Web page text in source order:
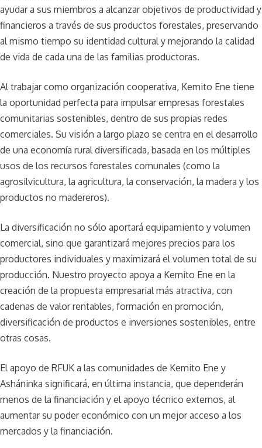
ayudar a sus miembros a alcanzar objetivos de productividad y
financieros a través de sus productos forestales, preservando
al mismo tiempo su identidad cultural y mejorando la calidad
de vida de cada una de las familias productoras.
Al trabajar como organización cooperativa, Kemito Ene tiene
la oportunidad perfecta para impulsar empresas forestales
comunitarias sostenibles, dentro de sus propias redes
comerciales. Su visión a largo plazo se centra en el desarrollo
de una economía rural diversificada, basada en los múltiples
usos de los recursos forestales comunales (como la
agrosilvicultura, la agricultura, la conservación, la madera y los
productos no madereros).
La diversificación no sólo aportará equipamiento y volumen
comercial, sino que garantizará mejores precios para los
productores individuales y maximizará el volumen total de su
producción. Nuestro proyecto apoya a Kemito Ene en la
creación de la propuesta empresarial más atractiva, con
cadenas de valor rentables, formación en promoción,
diversificación de productos e inversiones sostenibles, entre
otras cosas.
El apoyo de RFUK a las comunidades de Kemito Ene y
Asháninka significará, en última instancia, que dependerán
menos de la financiación y el apoyo técnico externos, al
aumentar su poder económico con un mejor acceso a los
mercados y la financiación.